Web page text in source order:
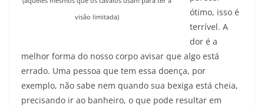
visão limitada)
ótimo, isso é
terrível. A
dor é a
melhor forma do nosso corpo avisar que algo está
errado. Uma pessoa que tem essa doença, por
exemplo, não sabe nem quando sua bexiga está cheia,
precisando ir ao banheiro, o que pode resultar em